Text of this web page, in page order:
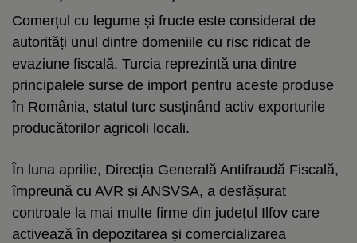
Comerțul cu legume și fructe este considerat de
autorități unul dintre domeniile cu risc ridicat de
evaziune fiscală. Turcia reprezintă una dintre
principalele surse de import pentru aceste produse
în România, statul turc susținând activ exporturile
producătorilor agricoli locali.
În luna aprilie, Direcția Generală Antifraudă Fiscală,
împreună cu AVR și ANSVSA, a desfășurat
controale la mai multe firme din județul Ilfov care
activează în depozitarea și comercializarea